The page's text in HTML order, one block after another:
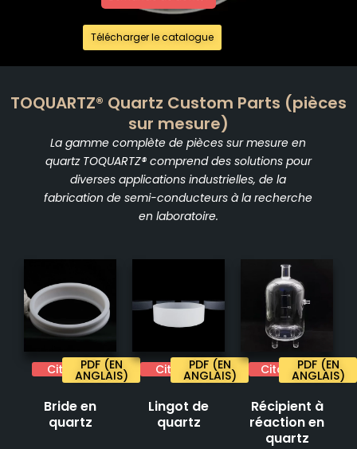
Télécharger le catalogue
TOQUARTZ® Quartz Custom Parts (pièces
sur mesure)
La gamme complète de pièces sur mesure en
quartz TOQUARTZ® comprend des solutions pour
diverses applications industrielles, de la
fabrication de semi-conducteurs à la recherche
en laboratoire.
CitationPDF (EN
ANGLAIS)
Bride en
quartz
CitationPDF (EN
ANGLAIS)
Lingot de
quartz
CitationPDF (EN
ANGLAIS)
Récipient à
réaction en
quartz